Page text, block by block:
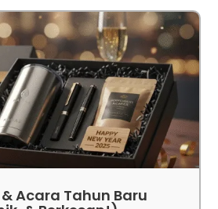
Acara Tahun Baru